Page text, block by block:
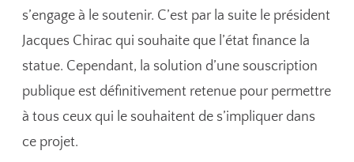
s’engage à le soutenir. C’est par la suite le président
Jacques Chirac qui souhaite que l’état finance la
statue. Cependant, la solution d’une souscription
publique est définitivement retenue pour permettre
à tous ceux qui le souhaitent de s’impliquer dans
ce projet.